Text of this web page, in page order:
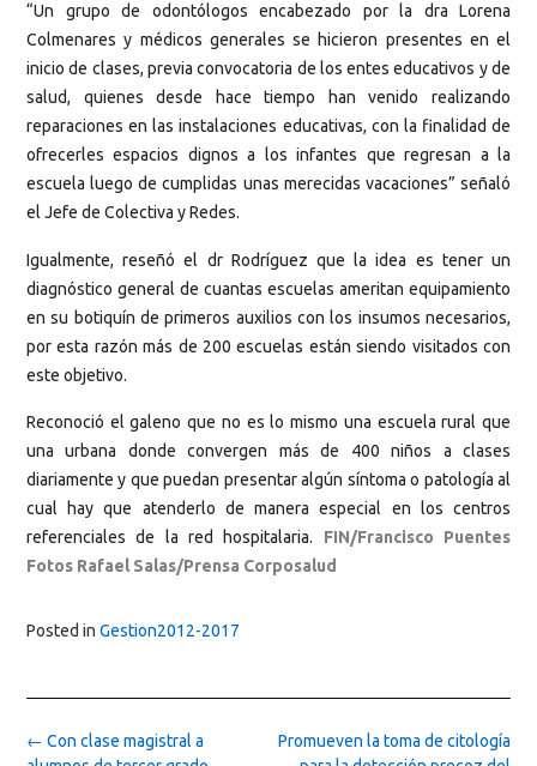
“Un grupo de odontólogos encabezado por la dra Lorena
Colmenares y médicos generales se hicieron presentes en el
inicio de clases, previa convocatoria de los entes educativos y de
salud, quienes desde hace tiempo han venido realizando
reparaciones en las instalaciones educativas, con la finalidad de
ofrecerles espacios dignos a los infantes que regresan a la
escuela luego de cumplidas unas merecidas vacaciones” señaló
el Jefe de Colectiva y Redes.
Igualmente, reseñó el dr Rodríguez que la idea es tener un
diagnóstico general de cuantas escuelas ameritan equipamiento
en su botiquín de primeros auxilios con los insumos necesarios,
por esta razón más de 200 escuelas están siendo visitados con
este objetivo.
Reconoció el galeno que no es lo mismo una escuela rural que
una urbana donde convergen más de 400 niños a clases
diariamente y que puedan presentar algún síntoma o patología al
cual hay que atenderlo de manera especial en los centros
referenciales de la red hospitalaria. FIN/Francisco Puentes
Fotos Rafael Salas/Prensa Corposalud
Posted in Gestion2012-2017
Post
Promueven la toma de citología
← Con clase magistral a